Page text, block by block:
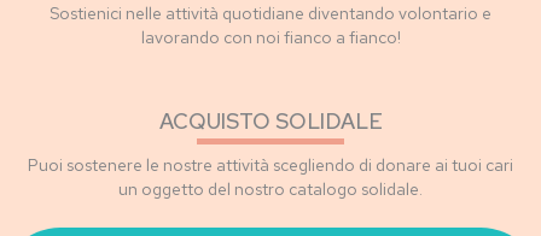
Sostienici nelle attività quotidiane diventando volontario e
lavorando con noi fianco a fianco!
ACQUISTO SOLIDALE
Puoi sostenere le nostre attività scegliendo di donare ai tuoi cari
un oggetto del nostro catalogo solidale.